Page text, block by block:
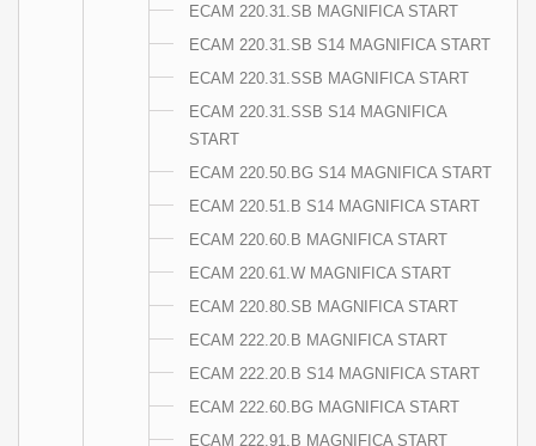
ECAM 220.31.SB MAGNIFICA START
ECAM 220.31.SB S14 MAGNIFICA START
ECAM 220.31.SSB MAGNIFICA START
ECAM 220.31.SSB S14 MAGNIFICA
START
ECAM 220.50.BG S14 MAGNIFICA START
ECAM 220.51.B S14 MAGNIFICA START
ECAM 220.60.B MAGNIFICA START
ECAM 220.61.W MAGNIFICA START
ECAM 220.80.SB MAGNIFICA START
ECAM 222.20.B MAGNIFICA START
ECAM 222.20.B S14 MAGNIFICA START
ECAM 222.60.BG MAGNIFICA START
ECAM 222.91.B MAGNIFICA START